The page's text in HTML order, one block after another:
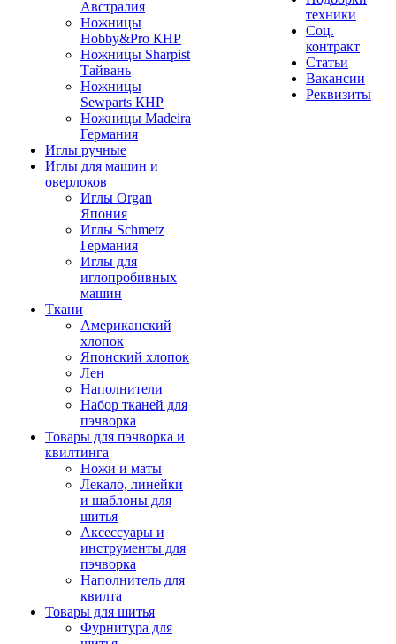
Австралия
Ножницы
Hobby&Pro КНР
Ножницы Sharpist
Тайвань
Ножницы
Sewparts КНР
Ножницы Madeira
Германия
Иглы ручные
Иглы для машин и
оверлоков
Иглы Organ
Япония
Иглы Schmetz
Германия
Иглы для
иглопробивных
машин
Ткани
Американский
хлопок
Японский хлопок
Лен
Наполнители
Набор тканей для
пэчворка
Товары для пэчворка и
квилтинга
Ножи и маты
Лекало, линейки
и шаблоны для
шитья
Аксессуары и
инструменты для
пэчворка
Наполнитель для
квилта
Товары для шитья
Фурнитура для
техники
Соц.
контракт
Статьи
Вакансии
Реквизиты